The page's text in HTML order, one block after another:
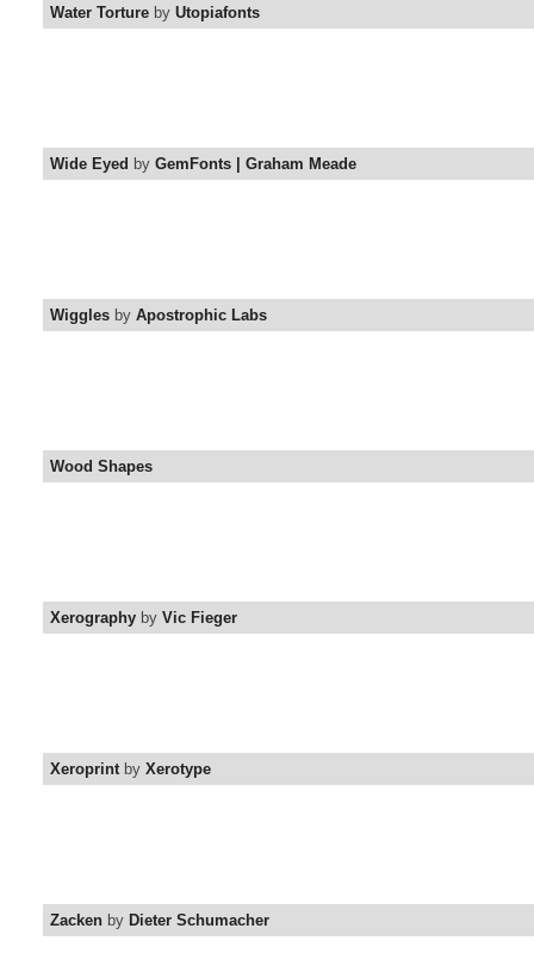
Water Torture by Utopiafonts
Wide Eyed by GemFonts | Graham Meade
Wiggles by Apostrophic Labs
Wood Shapes
Xerography by Vic Fieger
Xeroprintby Xerotype
Zacken by Dieter Schumacher